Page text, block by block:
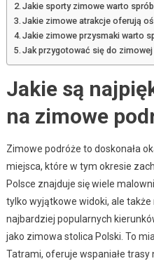
Jakie sporty zimowe warto
Jakie zimowe atrakcje oferują
Jakie zimowe przysmaki warto
Jak przygotować się do zimowej
Jakie są
na zimowe
Zimowe podróże to doskonała
miejsca, które w tym okresie
Polsce znajduje się wiele
tylko wyjątkowe widoki, ale
najbardziej popularnych
jako zimowa stolica Polski. To
Tatrami, oferuje wspaniałe